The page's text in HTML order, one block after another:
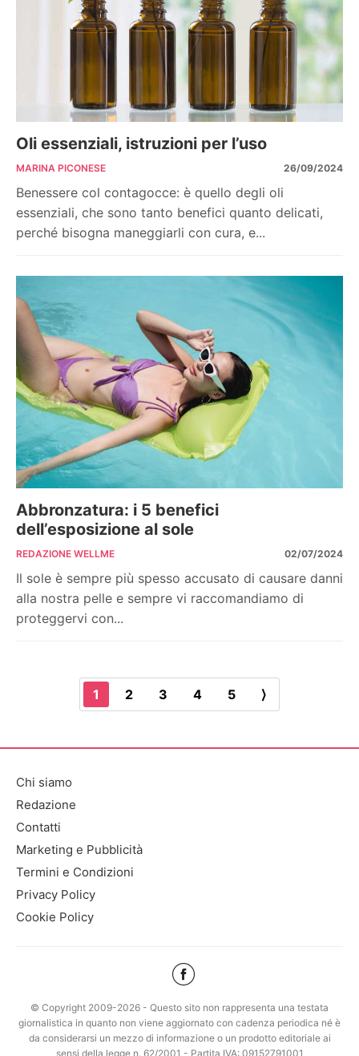
Oli essenziali, istruzioni per l’uso
MARINA PICONESE 26/09/2024
Benessere col contagocce: è quello degli oli
essenziali, che sono tanto benefici quanto delicati,
perché bisogna maneggiarli con cura, e...
Abbronzatura: i 5 benefici
dell’esposizione al sole
REDAZIONE WELLME 02/07/2024
Il sole è sempre più spesso accusato di causare danni
alla nostra pelle e sempre vi raccomandiamo di
proteggervi con...
1 2 3 4 5 ⟩
Chi siamo
Redazione
Contatti
Marketing e Pubblicità
Termini e Condizioni
Privacy Policy
Cookie Policy
© Copyright 2009-2026 - Questo sito non rappresenta una testata
giornalistica in quanto non viene aggiornato con cadenza periodica né è
da considerarsi un mezzo di informazione o un prodotto editoriale ai
sensi della legge n. 62/2001 - Partita IVA: 09152791001